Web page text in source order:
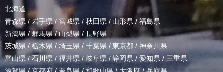
北海道
青森県 /岩手県/ 宮城県 / 秋田県 / 山形県 / 福島県
新潟県 /群馬県/山梨県 / 長野県
茨城県 / 栃木県 / 埼玉県 / 千葉県 / 東京都 / 神奈川県
富山県 /石川県 / 福井県/岐阜県 / 静岡県 / 愛知県 / 三重県
滋賀県 / 京都府 / 奈良県 / 和歌山県 / 大阪府 /兵庫県